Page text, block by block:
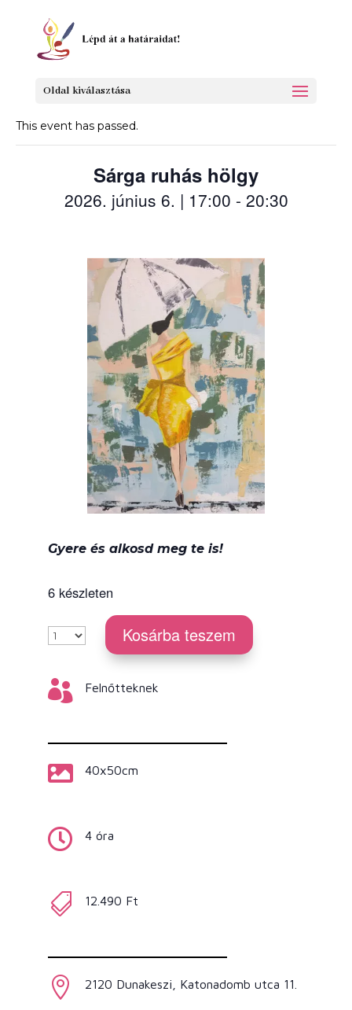
Oldal kiválasztása
« All Events
This event has passed.
Sárga ruhás hölgy
2026. június 6. | 17:00 - 20:30
Gyere és alkosd meg te is!
6 készleten
Kosárba teszem
 Felnőtteknek
 40x50cm
 4 óra
 12.490 Ft
 2120 Dunakeszi, Katonadomb utca 11.